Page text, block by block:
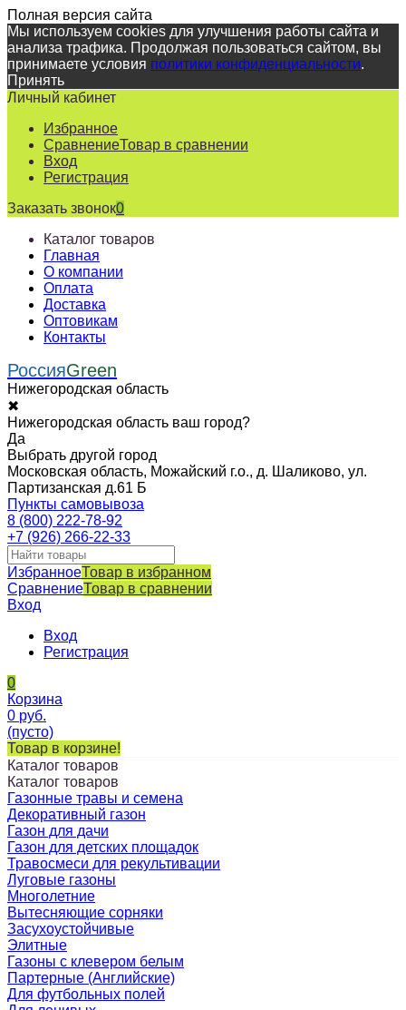
Полная версия сайта
Мы используем cookies для улучшения работы сайта и
анализа трафика. Продолжая пользоваться сайтом, вы
принимаете условия политики конфиденциальности.
Принять
Личный кабинет
Избранное
СравнениеТовар в сравнении
Вход
Регистрация
Заказать звонок0
Каталог товаров
Главная
О компании
Оплата
Доставка
Оптовикам
Контакты
РоссияGreen
Нижегородская область
✖
Нижегородская область ваш город?
Да
Выбрать другой город
Московская область, Можайский г.о., д. Шаликово, ул.
Партизанская д.61 Б
Пункты самовывоза
8 (800) 222-78-92
+7 (926) 266-22-33
ИзбранноеТовар в избранном
СравнениеТовар в сравнении
Вход
Вход
Регистрация
0
Корзина
0 руб.
(пусто)
Товар в корзине!
Каталог товаров
Каталог товаров
Газонные травы и семена
Декоративный газон
Газон для дачи
Газон для детских площадок
Травосмеси для рекультивации
Луговые газоны
Многолетние
Вытесняющие сорняки
Засухоустойчивые
Элитные
Газоны с клевером белым
Партерные (Английские)
Для футбольных полей